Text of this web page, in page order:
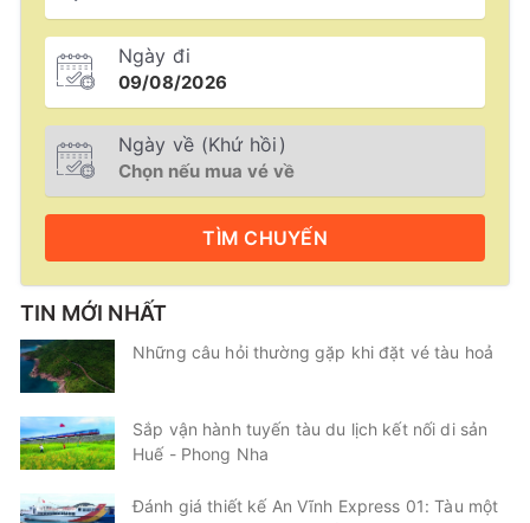
Ngày đi
Ngày về (Khứ hồi)
TÌM CHUYẾN
TIN MỚI NHẤT
Những câu hỏi thường gặp khi đặt vé tàu hoả
Sắp vận hành tuyến tàu du lịch kết nối di sản
Huế - Phong Nha
Đánh giá thiết kế An Vĩnh Express 01: Tàu một